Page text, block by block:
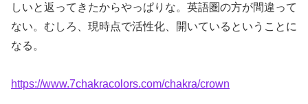
しいと返ってきたからやっぱりな。英語圏の方が間違って
ない。むしろ、現時点で活性化、開いているということに
なる。
https://www.7chakracolors.com/chakra/crown